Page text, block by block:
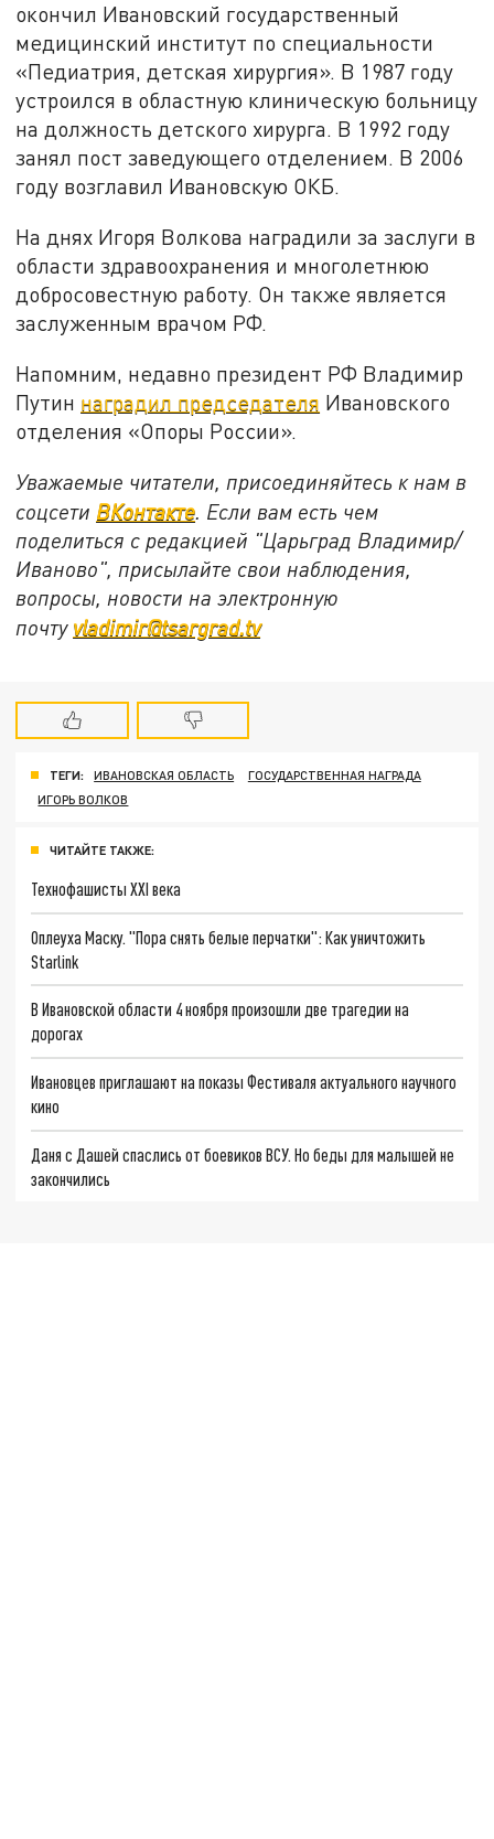
окончил Ивановский государственный
медицинский институт по специальности
«Педиатрия, детская хирургия». В 1987 году
устроился в областную клиническую больницу
на должность детского хирурга. В 1992 году
занял пост заведующего отделением. В 2006
году возглавил Ивановскую ОКБ.
На днях Игоря Волкова наградили за заслуги в
области здравоохранения и многолетнюю
добросовестную работу. Он также является
заслуженным врачом РФ.
Напомним, недавно президент РФ Владимир
Путин наградил председателя Ивановского
отделения «Опоры России».
Уважаемые читатели, присоединяйтесь к нам в
соцсети ВКонтакте . Если вам есть чем
поделиться с редакцией "Царьград Владимир/
Иваново", присылайте свои наблюдения,
вопросы, новости на электронную
почту vladimir@tsargrad.tv
ТЕГИ: ИВАНОВСКАЯ ОБЛАСТЬ
ГОСУДАРСТВЕННАЯ НАГРАДА
ИГОРЬ ВОЛКОВ
ЧИТАЙТЕ ТАКЖЕ:
Технофашисты XXI века
Оплеуха Маску. "Пора снять белые перчатки": Как уничтожить
Starlink
В Ивановской области 4 ноября произошли две трагедии на
дорогах
Ивановцев приглашают на показы Фестиваля актуального научного
кино
Даня с Дашей спаслись от боевиков ВСУ. Но беды для малышей не
закончились